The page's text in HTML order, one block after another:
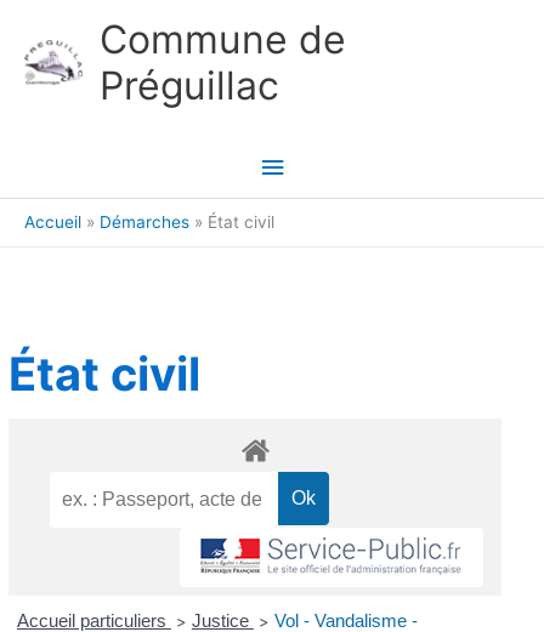
Commune de
Préguillac
Menu
principal
Accueil Démarches État civil
État civil
Accueil particuliers > Justice > Vol - Vandalisme -